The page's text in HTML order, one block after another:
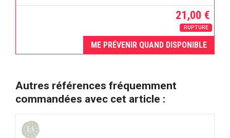
21,00 €
RUPTURE
ME PRÉVENIR QUAND DISPONIBLE
Autres références fréquemment
commandées avec cet article :